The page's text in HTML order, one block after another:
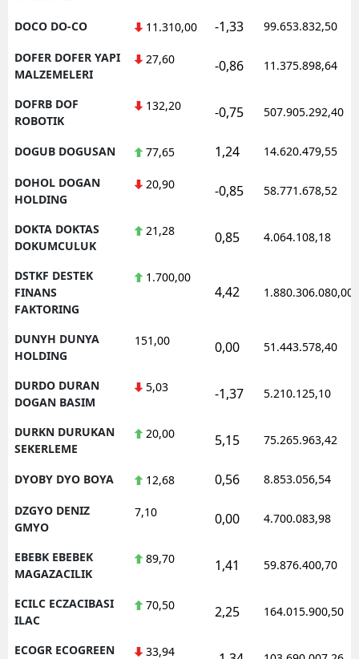
DOCO DO-CO 11.310,00 -1,33 99.653.832,50
DOFER DOFER YAPI
MALZEMELERI
27,60 -0,86 11.375.898,64
DOFRB DOF
ROBOTIK
132,20 -0,75 507.905.292,40
DOGUB DOGUSAN 77,65 1,24 14.620.479,55
DOHOL DOGAN
HOLDING
20,90 -0,85 58.771.678,52
DOKTA DOKTAS
DOKUMCULUK
21,28 0,85 4.064.108,18
DSTKF DESTEK
FINANS
FAKTORING
1.700,00
4,42 1.880.306.080,00
DUNYH DUNYA
HOLDING
151,00 0,00 51.443.578,40
DURDO DURAN
DOGAN BASIM
5,03 -1,37 5.210.125,10
DURKN DURUKAN
SEKERLEME
20,00 5,15 75.265.963,42
DYOBY DYO BOYA 12,68 0,56 8.853.056,54
DZGYO DENIZ
GMYO
7,10 0,00 4.700.083,98
EBEBK EBEBEK
MAGAZACILIK
89,70 1,41 59.876.400,70
ECILC ECZACIBASI
ILAC
70,50 2,25 164.015.900,50
ECOGR ECOGREEN
33,94